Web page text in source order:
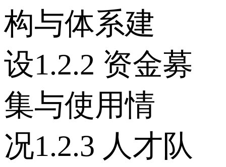
构与体系建
设 1.2.2 资金募
集与使用情
况 1.2.3 人才队